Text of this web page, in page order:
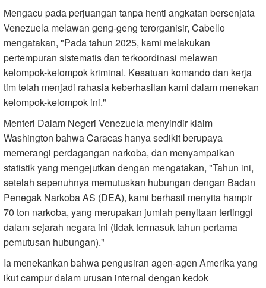
Mengacu pada perjuangan tanpa henti angkatan bersenjata
Venezuela melawan geng-geng terorganisir, Cabello
mengatakan, "Pada tahun 2025, kami melakukan
pertempuran sistematis dan terkoordinasi melawan
kelompok-kelompok kriminal. Kesatuan komando dan kerja
tim telah menjadi rahasia keberhasilan kami dalam menekan
kelompok-kelompok ini."
Menteri Dalam Negeri Venezuela menyindir klaim
Washington bahwa Caracas hanya sedikit berupaya
memerangi perdagangan narkoba, dan menyampaikan
statistik yang mengejutkan dengan mengatakan, "Tahun ini,
setelah sepenuhnya memutuskan hubungan dengan Badan
Penegak Narkoba AS (DEA), kami berhasil menyita hampir
70 ton narkoba, yang merupakan jumlah penyitaan tertinggi
dalam sejarah negara ini (tidak termasuk tahun pertama
pemutusan hubungan)."
Ia menekankan bahwa pengusiran agen-agen Amerika yang
ikut campur dalam urusan internal dengan kedok